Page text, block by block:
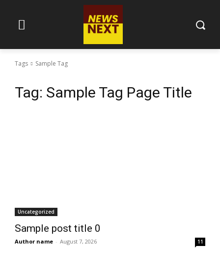
Tags Sample Tag
Tag: Sample Tag Page Title
Uncategorized
Sample post title 0
Author name - August 7, 2026 11